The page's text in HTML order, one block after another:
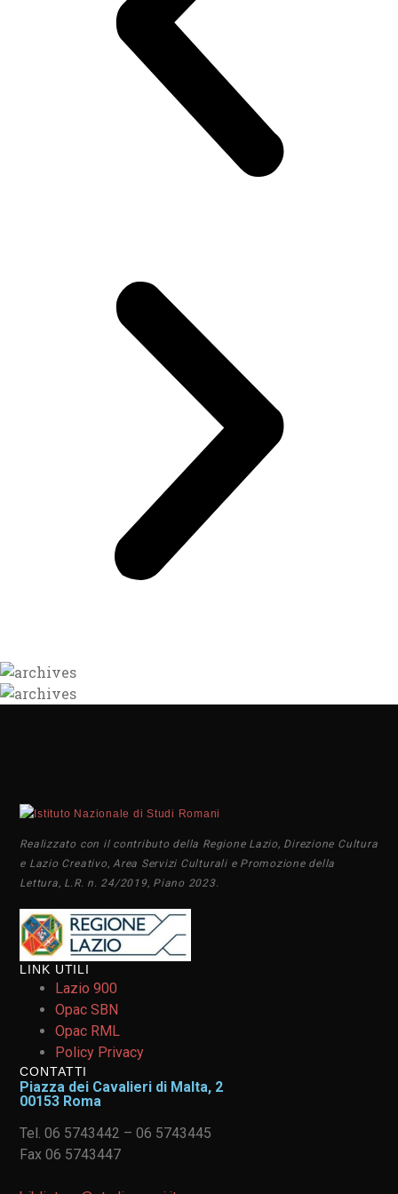
Realizzato con il contributo della Regione Lazio, Direzione Cultura
e Lazio Creativo, Area Servizi Culturali e Promozione della
Lettura, L.R. n. 24/2019, Piano 2023.
LINK UTILI
Lazio 900
Opac SBN
Opac RML
Policy Privacy
CONTATTI
Piazza dei Cavalieri di Malta, 2
00153 Roma
Tel. 06 5743442 – 06 5743445
Fax 06 5743447